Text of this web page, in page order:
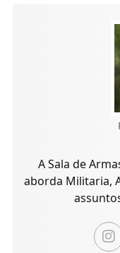
A Sala de
aborda Militaria,